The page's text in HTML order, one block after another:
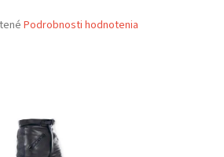
Podrobnosti hodnotenia